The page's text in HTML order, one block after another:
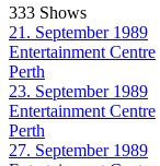
333 Shows
21. September 1989
Entertainment Centre
Perth
23. September 1989
Entertainment Centre
Perth
27. September 1989